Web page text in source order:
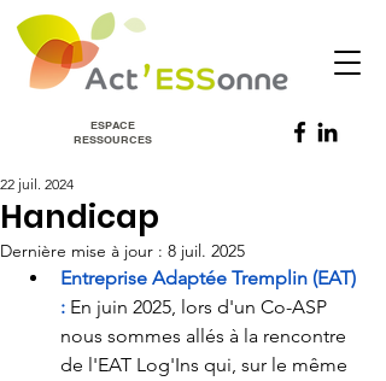
ESPACE
RESSOURCES
Handicap
22 juil. 2024
Dernière mise à jour : 8 juil. 2025
Entreprise Adaptée Tremplin (EAT)
: En juin 2025, lors d'un Co-ASP
nous sommes allés à la rencontre
de l'EAT Log'Ins qui, sur le même